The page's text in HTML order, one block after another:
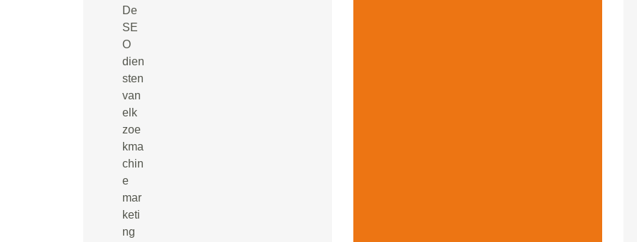
De
SE
O
dien
sten
van
elk
zoe
kma
chin
e
mar
keti
ng